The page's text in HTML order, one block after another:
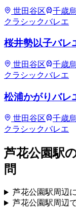
世田谷区
千歳
クラシックバレエ
桜井勢以子バレ
世田谷区
千歳
クラシックバレエ
松浦かがりバレ
世田谷区
千歳
クラシックバレエ
芦花公園駅
問
芦花公園駅周辺
芦花公園駅周辺